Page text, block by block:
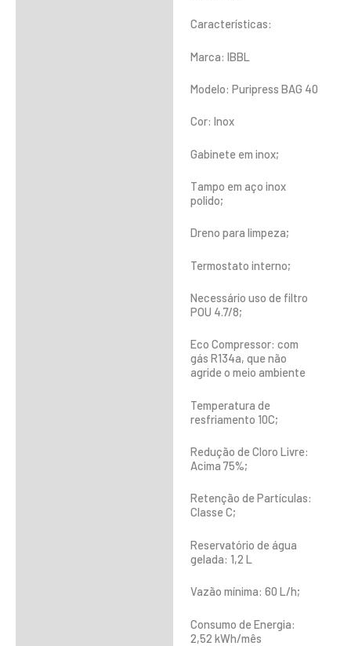
Características:
Marca: IBBL
Modelo: Puripress BAG 40
Cor: Inox
Gabinete em inox;
Tampo em aço inox
polido;
Dreno para limpeza;
Termostato interno;
Necessário uso de filtro
POU 4.7/8;
Eco Compressor: com
gás R134a, que não
agride o meio ambiente
Temperatura de
resfriamento 10C;
Redução de Cloro Livre:
Acima 75%;
Retenção de Partículas:
Classe C;
Reservatório de água
gelada: 1,2 L
Vazão mínima: 60 L/h;
Consumo de Energia:
2,52 kWh/mês